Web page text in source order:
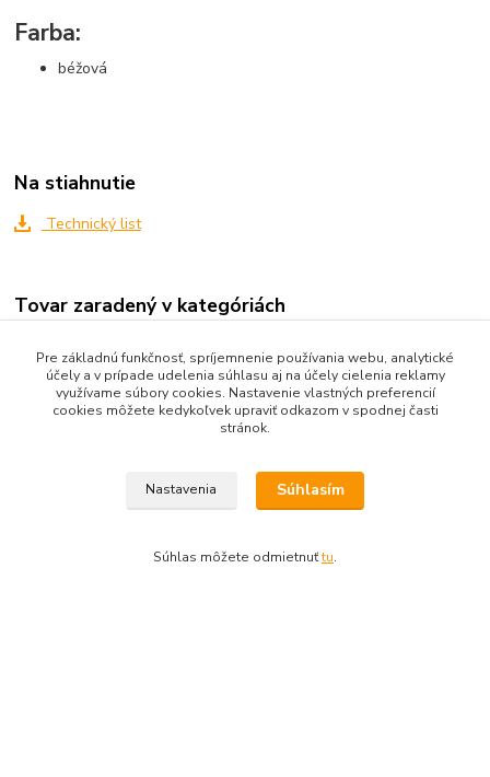
Farba:
béžová
Na stiahnutie
Technický list
Tovar zaradený v kategóriách
Technické lepidlá
Ing. Stanislav Lettrich – SL Partner
+421905545198Tel.:+421908219554
Pre základnú funkčnosť, spríjemnenie používania webu, analytické
účely a v prípade udelenia súhlasu aj na účely cielenia reklamy
využívame súbory cookies. Nastavenie vlastných preferencií
cookies môžete kedykoľvek upraviť odkazom v spodnej časti
stránok.
Nastavenia Súhlasím
Súhlas môžete odmietnuťtu.